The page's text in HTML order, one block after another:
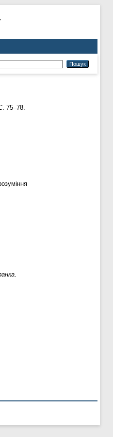
75–78.